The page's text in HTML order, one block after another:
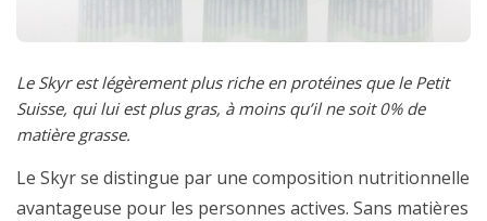
Le Skyr est légèrement plus riche en protéines que le Petit
Suisse, qui lui est plus gras, à moins qu’il ne soit 0% de
matière grasse.
Le Skyr se distingue par une composition nutritionnelle
avantageuse pour les personnes actives. Sans matières